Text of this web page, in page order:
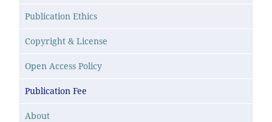
Publication Ethics
Copyright & License
Open Access Policy
Publication Fee
About